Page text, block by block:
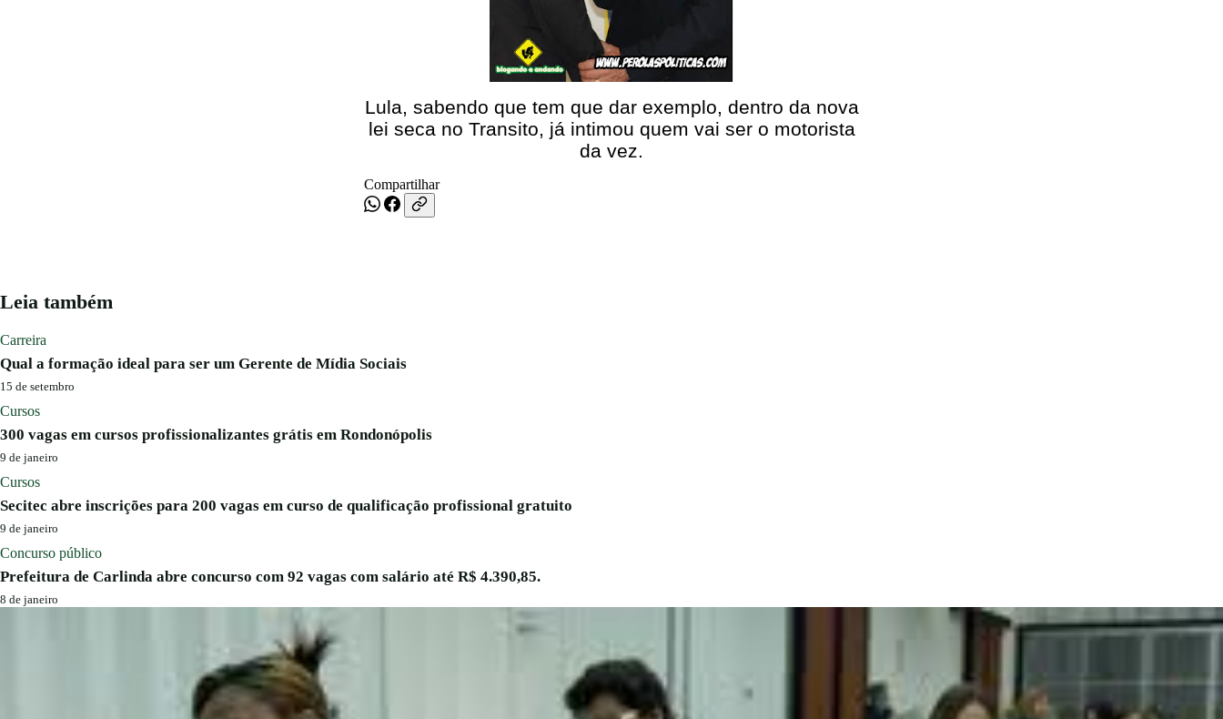
Lula, sabendo que tem que dar exemplo, dentro da nova
lei seca no Transito, já intimou quem vai ser o motorista
da vez.
Compartilhar
Leia também
Carreira
Qual a formação ideal para ser um Gerente de Mídia Sociais
15 de setembro
Cursos
300 vagas em cursos profissionalizantes grátis em Rondonópolis
9 de janeiro
Cursos
Secitec abre inscrições para 200 vagas em curso de qualificação profissional gratuito
9 de janeiro
Concurso público
Prefeitura de Carlinda abre concurso com 92 vagas com salário até R$ 4.390,85.
8 de janeiro